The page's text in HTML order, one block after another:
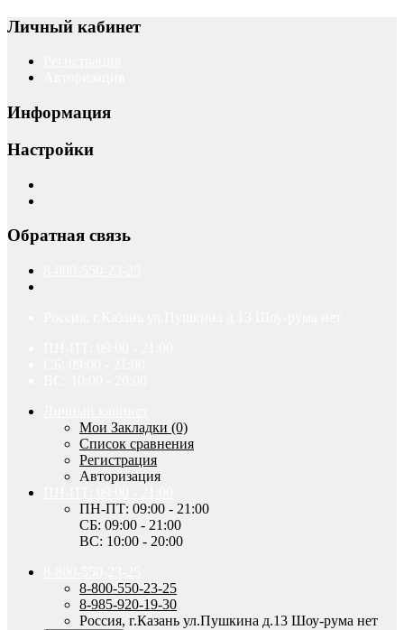
Личный кабинет
Информация
Настройки
Обратная связь
Мои Закладки (0)
Список сравнения
Регистрация
Авторизация
ПН-ПТ: 09:00 - 21:00
СБ: 09:00 - 21:00
ВС: 10:00 - 20:00
8-800-550-23-25
8-985-920-19-30
Россия, г.Казань ул.Пушкина д.13 Шоу-рума нет